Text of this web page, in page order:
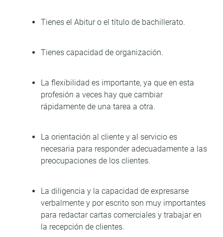
Tienes el Abitur o el título de bachillerato.
Tienes capacidad de organización.
La flexibilidad es importante, ya que en esta
profesión a veces hay que cambiar
rápidamente de una tarea a otra.
La orientación al cliente y al servicio es
necesaria para responder adecuadamente a las
preocupaciones de los clientes.
La diligencia y la capacidad de expresarse
verbalmente y por escrito son muy importantes
para redactar cartas comerciales y trabajar en
la recepción de clientes.